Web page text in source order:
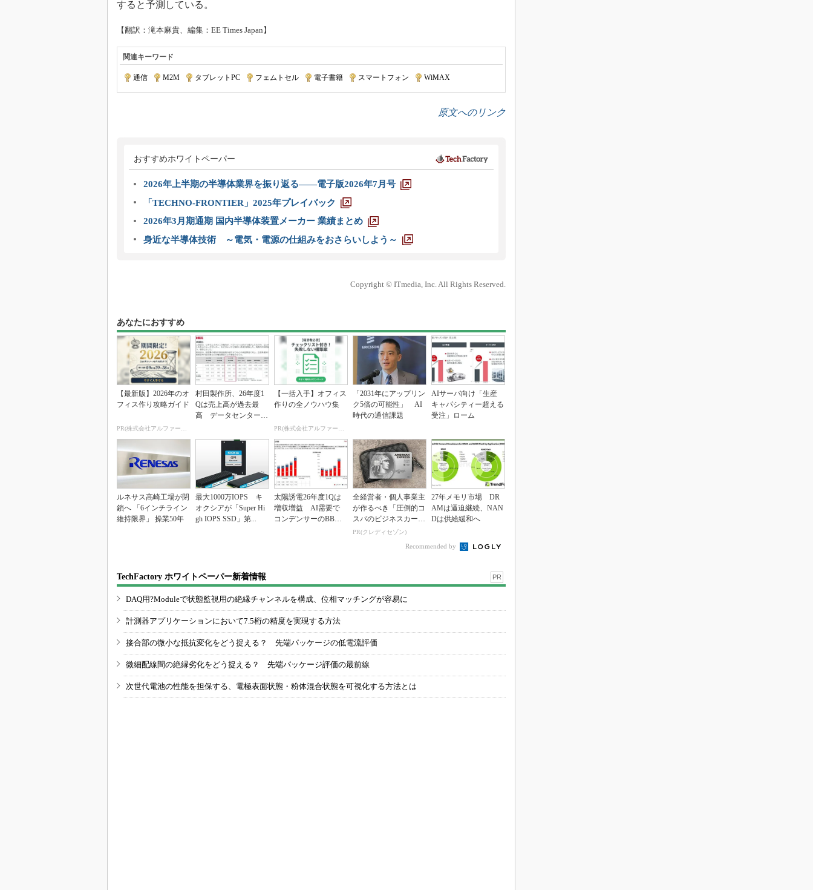
すると予測している。
【翻訳：滝本麻貴、編集：EE Times Japan】
関連キーワード
通信 M2M タブレットPC フェムトセル 電子書籍 スマートフォン WiMAX
原文へのリンク
おすすめホワイトペーパー
2026年上半期の半導体業界を振り返る――電子版2026年7月号
「TECHNO-FRONTIER」2025年プレイバック
2026年3月期通期 国内半導体装置メーカー 業績まとめ
身近な半導体技術 ～電気・電源の仕組みをおさらいしよう～
Copyright © ITmedia, Inc. All Rights Reserved.
あなたにおすすめ
【最新版】2026年のオ
フィス作り攻略ガイド
PR(株式会社アルファーテクノ)
村田製作所、26年度1
Qは売上高が過去最
高 データセンター関
【一括入手】オフィス
作りの全ノウハウ集
PR(株式会社アルファーテクノ)
「2031年にアップリン
ク5倍の可能性」 AI
時代の通信課題
AIサーバ向け「生産
キャパシティー超える
受注」ローム
ルネサス高崎工場が閉
鎖へ 「6インチライン
維持限界」 操業50年
最大1000万IOPS キ
オクシアが「Super Hi
gh IOPS SSD」第...
太陽誘電26年度1Qは
増収増益 AI需要で
コンデンサーのBBレ
全経営者・個人事業主
が作るべき「圧倒的コ
スパのビジネスカー
ド」
PR(クレディセゾン)
27年メモリ市場 DR
AMは逼迫継続、NAN
Dは供給緩和へ
Recommended by
TechFactory ホワイトペーパー新着情報 PR
DAQ用?Moduleで状態監視用の絶縁チャンネルを構成、位相マッチングが容易に
計測器アプリケーションにおいて7.5桁の精度を実現する方法
接合部の微小な抵抗変化をどう捉える？ 先端パッケージの低電流評価
微細配線間の絶縁劣化をどう捉える？ 先端パッケージ評価の最前線
次世代電池の性能を担保する、電極表面状態・粉体混合状態を可視化する方法とは